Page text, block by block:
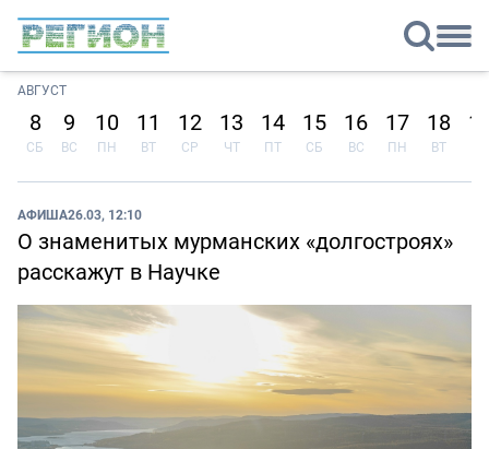
АВГУСТ
8
СБ
9
ВС
10
ПН
11
ВТ
12
СР
13
ЧТ
14
ПТ
15
СБ
16
ВС
17
ПН
18
ВТ
АФИША26.03, 12:10
О знаменитых мурманских «долгостроях»
расскажут в Научке